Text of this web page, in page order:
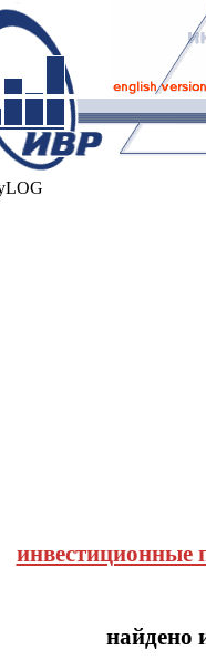
инвестиционные
найдено